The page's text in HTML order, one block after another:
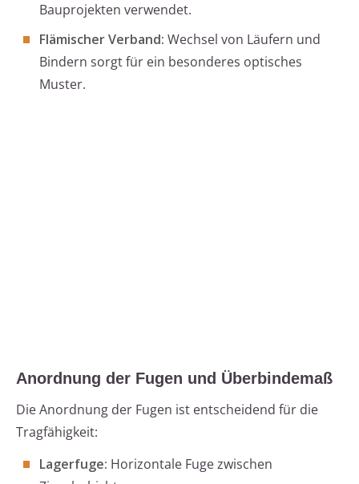
Bauprojekten verwendet.
Flämischer Verband: Wechsel von Läufern und
Bindern sorgt für ein besonderes optisches
Muster.
Anordnung der Fugen und Überbindemaß
Die Anordnung der Fugen ist entscheidend für die
Tragfähigkeit:
Lagerfuge: Horizontale Fuge zwischen